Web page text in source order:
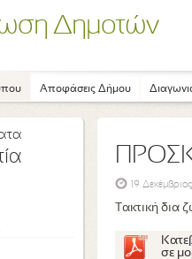
Δημοτών
Αποφάσεις Δήμου
19
Τακτική
σε